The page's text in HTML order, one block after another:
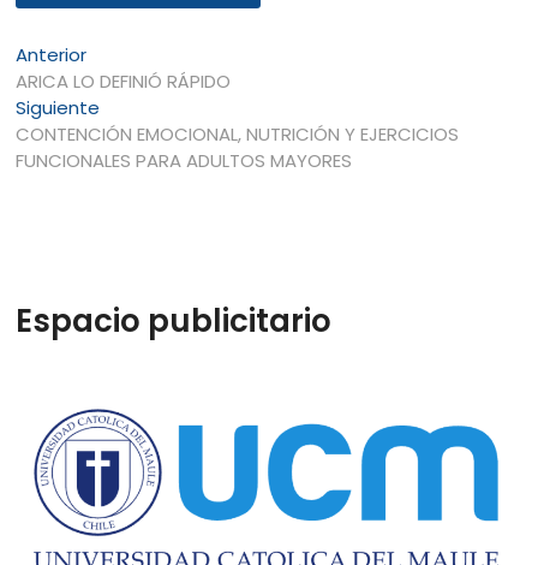
Navegación
de
entradas
AnteriorEntrada
anterior:
ARICA LO DEFINIÓ RÁPIDO
Siguiente
siguiente:
CONTENCIÓN EMOCIONAL, NUTRICIÓN Y EJERCICIOS
FUNCIONALES PARA ADULTOS MAYORES
Espacio publicitario